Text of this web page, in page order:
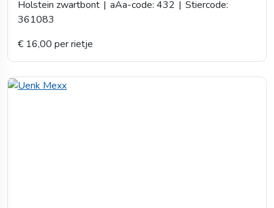
Holstein zwartbont | aAa-code: 432 | Stiercode:
361083
€ 16,00 per rietje